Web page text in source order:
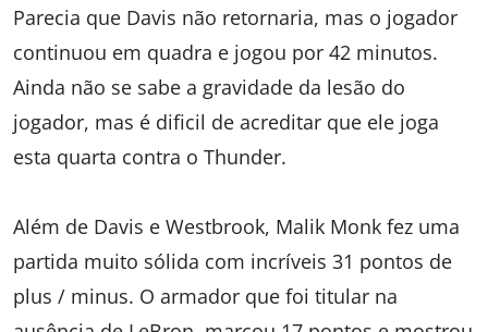
Parecia que Davis não retornaria, mas o jogador
continuou em quadra e jogou por 42 minutos.
Ainda não se sabe a gravidade da lesão do
jogador, mas é dificil de acreditar que ele joga
esta quarta contra o Thunder.
Além de Davis e Westbrook, Malik Monk fez uma
partida muito sólida com incríveis 31 pontos de
plus / minus. O armador que foi titular na